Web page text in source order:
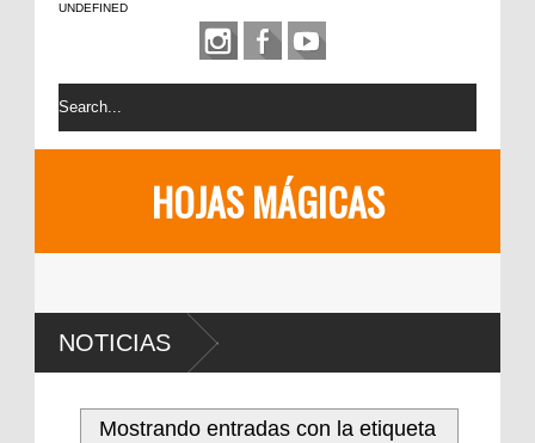
UNDEFINED
HOJAS MÁGICAS
NOTICIAS
Mostrando entradas con la etiqueta